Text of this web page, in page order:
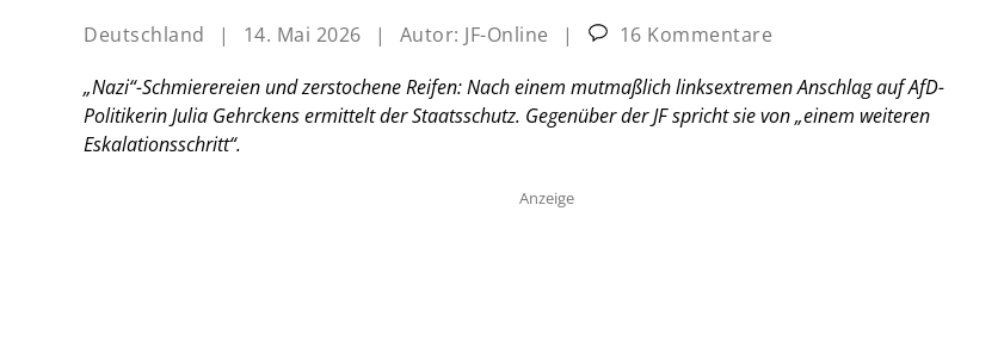
Deutschland | 14. Mai 2026 | Autor: JF-Online |
16 Kommentare
„Nazi“-Schmierereien und zerstochene Reifen: Nach einem mutmaßlich linksextremen Anschlag auf AfD-
Politikerin Julia Gehrckens ermittelt der Staatsschutz. Gegenüber der JF spricht sie von „einem weiteren
Eskalationsschritt“.
Anzeige